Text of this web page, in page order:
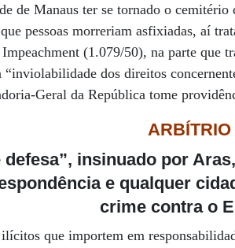
de Manaus ter se tornado o
pessoas morreriam asfixiadas, aí
(1.079/50), na parte que
“inviolabilidade dos direitos
Geral da República tome
ARBÍTRIO
defesa”, insinuado por
e qualquer
crime contrao
que importem em